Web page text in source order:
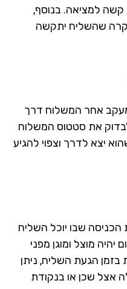
קשה למציאה. בנוסף,
שהשליח יתקשה
אחר המשלוח דרך
את סטטוס המשלוח
יצא לדרך וצפוי להגיע
הכניסה שבו יוכל השליח
מוצל ומוגן מפני
הגעת השליח, ניתן
אצל שכן או בנקודת